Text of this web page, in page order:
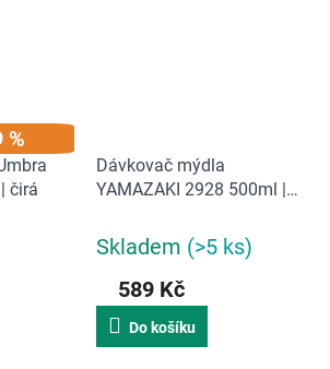
%
čirá
Dávkovač mýdla
YAMAZAKI 2928 500ml |
Skladem (>5 ks)
589 Kč
Do košíku